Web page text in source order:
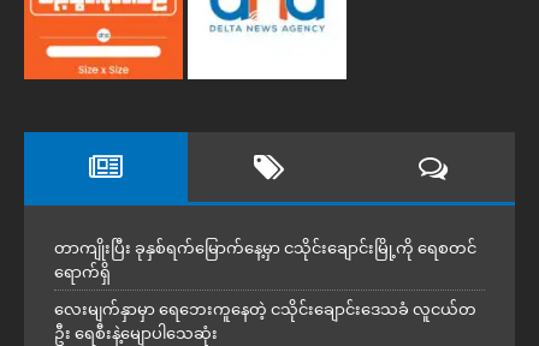
တာကျိုးပြီး ခုနှစ်ရက်မြောက်နေ့မှာ ငသိုင်းချောင်းမြို့ကို ရေစတင်
ရောက်ရှိ
လေးမျက်နှာမှာ ရေဘေးကူနေတဲ့ ငသိုင်းချောင်းဒေသခံ လူငယ်တ
ဦး ရေစီးနဲ့မျောပါသေဆုံး